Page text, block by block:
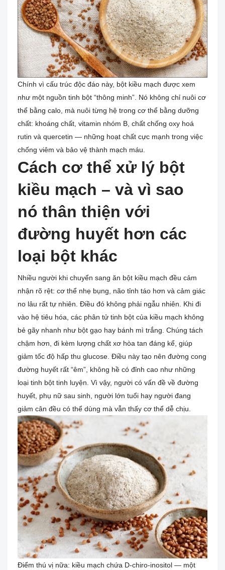
Chính vì cấu trúc độc đáo này, bột kiều mạch được xem
như một nguồn tinh bột “thông minh”. Nó không chỉ nuôi cơ
thể bằng calo, mà nuôi từng hệ trong cơ thể bằng dưỡng
chất: khoáng chất, vitamin nhóm B, chất chống oxy hoá
rutin và quercetin — những hoạt chất cực mạnh trong việc
chống viêm và bảo vệ thành mạch máu.
Cách cơ thể xử lý bột
kiều mạch – và vì sao
nó thân thiện với
đường huyết hơn các
loại bột khác
Nhiều người khi chuyển sang ăn bột kiều mạch đều cảm
nhận rõ rệt: cơ thể nhẹ bụng, não tỉnh táo hơn và cảm giác
no lâu rất tự nhiên. Điều đó không phải ngẫu nhiên. Khi đi
vào hệ tiêu hóa, các phân tử tinh bột của kiều mạch không
bẻ gãy nhanh như bột gạo hay bánh mì trắng. Chúng tách
chậm hơn, đi kèm lượng chất xơ hòa tan đáng kể, giúp
giảm tốc độ hấp thu glucose. Điều này tạo nên đường cong
đường huyết rất “êm”, không hề có đỉnh cao như những
loại tinh bột tinh luyện. Vì vậy, người có vấn đề về đường
huyết, phụ nữ sau sinh, người lớn tuổi hay người đang
giảm cân đều có thể dùng mà vẫn thấy cơ thể dễ chịu.
Điểm thú vị nữa: kiều mạch chứa D-chiro-inositol — một